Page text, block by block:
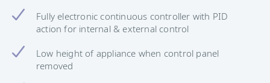
Fully electronic continuous controller with PID
action for internal & external control
Low height of appliance when control panel
removed